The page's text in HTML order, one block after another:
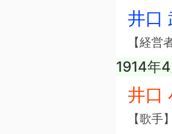
井口
【経
1914年
井口
【歌手